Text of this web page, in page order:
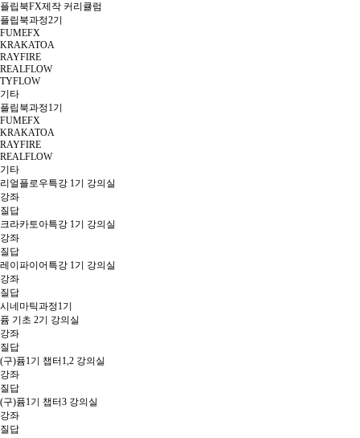
플립북FX제작 커리큘럼
플립북과정2기
FUMEFX
KRAKATOA
RAYFIRE
REALFLOW
TYFLOW
기타
플립북과정1기
FUMEFX
KRAKATOA
RAYFIRE
REALFLOW
기타
리얼플로우특강 1기 강의실
강좌
질답
크라카토아특강 1기 강의실
강좌
질답
레이파이어특강 1기 강의실
강좌
질답
시네마틱과정1기
퓸 기초 2기 강의실
강좌
질답
(구)퓸1기 챕터1,2 강의실
강좌
질답
(구)퓸1기 챕터3 강의실
강좌
질답